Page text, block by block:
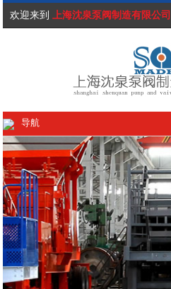
欢迎来到 上海沈泉泵阀制造有限公司
导航